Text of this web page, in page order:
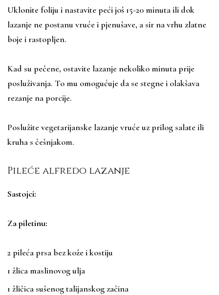
Uklonite foliju i nastavite peći još 15-20 minuta ili dok
lazanje ne postanu vruće i pjenušave, a sir na vrhu zlatne
boje i rastopljen.
Kad su pečene, ostavite lazanje nekoliko minuta prije
posluživanja. To mu omogućuje da se stegne i olakšava
rezanje na porcije.
Poslužite vegetarijanske lazanje vruće uz prilog salate ili
kruha s češnjakom.
Pileće alfredo lazanje
Sastojci:
Za piletinu:
2 pileća prsa bez kože i kostiju
1 žlica maslinovog ulja
1 žličica sušenog talijanskog začina